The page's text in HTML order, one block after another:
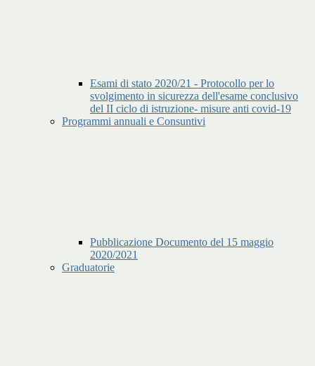
Esami di stato 2020/21 - Protocollo per lo
svolgimento in sicurezza dell'esame conclusivo
del II ciclo di istruzione- misure anti covid-19
Programmi annuali e Consuntivi
Pubblicazione Documento del 15 maggio
2020/2021
Graduatorie